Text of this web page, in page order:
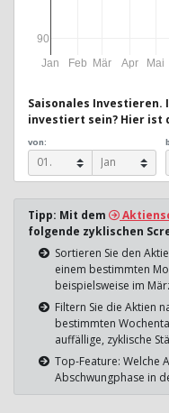
Jan Feb Mär Apr Mai
90
Saisonales Investieren.
investiert sein? Hier ist
von:
Tipp: Mit dem
folgende zyklischen
Sortieren Sie den
einem bestimmten
beispielsweise im
Filtern Sie die Aktien
bestimmten
auffällige, zyklische
Top-Feature: Welche
Abschwungphase in